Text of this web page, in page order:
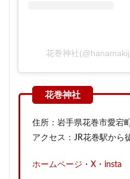
花巻神社
住所：岩手県花巻市愛宕
アクセス：JR花巻駅から
ホームページ ・ X ・ insta